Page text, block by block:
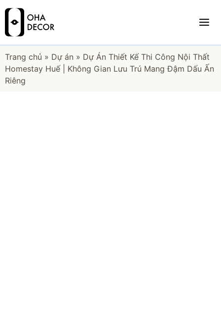
Trang chủ » Dự án » Dự Án Thiết Kế Thi Công Nội Thất
Homestay Huế | Không Gian Lưu Trú Mang Đậm Dấu Ấn
Riêng